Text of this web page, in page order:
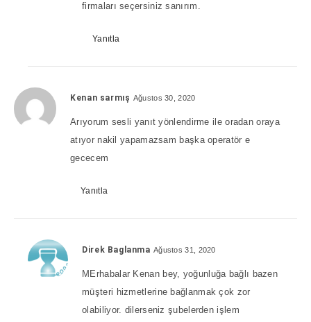
firmaları seçersiniz sanırım.
Yanıtla
Kenan sarmış Ağustos 30, 2020
Arıyorum sesli yanıt yönlendirme ile oradan oraya
atıyor nakil yapamazsam başka operatör e
gececem
Yanıtla
Direk Baglanma Ağustos 31, 2020
MErhabalar Kenan bey, yoğunluğa bağlı bazen
müşteri hizmetlerine bağlanmak çok zor
olabiliyor. dilerseniz şubelerden işlem